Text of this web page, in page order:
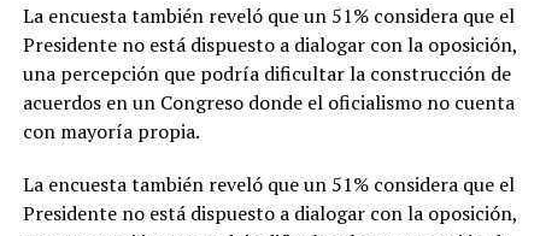
La encuesta también reveló que un 51% considera que el
Presidente no está dispuesto a dialogar con la oposición,
una percepción que podría dificultar la construcción de
acuerdos en un Congreso donde el oficialismo no cuenta
con mayoría propia.
La encuesta también reveló que un 51% considera que el
Presidente no está dispuesto a dialogar con la oposición,